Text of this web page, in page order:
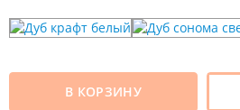
В КОРЗИНУ